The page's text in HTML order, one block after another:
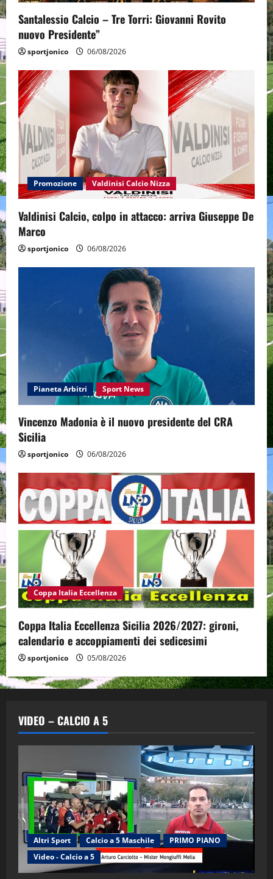
Santalessio Calcio – Tre Torri: Giovanni Rovito
nuovo Presidente”
sportjonico 06/08/2026
Promozione Valdinisi Calcio Nizza
Valdinisi Calcio, colpo in attacco: arriva Giuseppe De
Marco
sportjonico 06/08/2026
Pianeta Arbitri Sport News
Vincenzo Madonia è il nuovo presidente del CRA
Sicilia
sportjonico 06/08/2026
Coppa Italia Eccellenza
Coppa Italia Eccellenza Sicilia 2026/2027: gironi,
calendario e accoppiamenti dei sedicesimi
sportjonico 05/08/2026
VIDEO – CALCIO A 5
Altri Sport Calcio a 5 Maschile
PRIMO PIANO
Video - Calcio a 5